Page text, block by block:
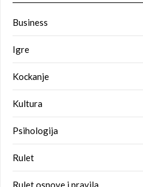
Business
Igre
Kockanje
Kultura
Psihologija
Rulet
Rulet osnove i pravila